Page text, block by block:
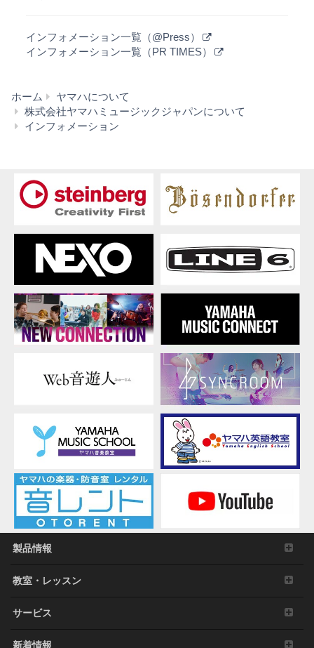
インフォメーション一覧（@Press）
インフォメーション一覧（PR TIMES）
ホーム
ヤマハについて
株式会社ヤマハミュージックジャパンについて
インフォメーション
ー
シ
ン
製品情報
教室・レッスン
サービス
新着情報